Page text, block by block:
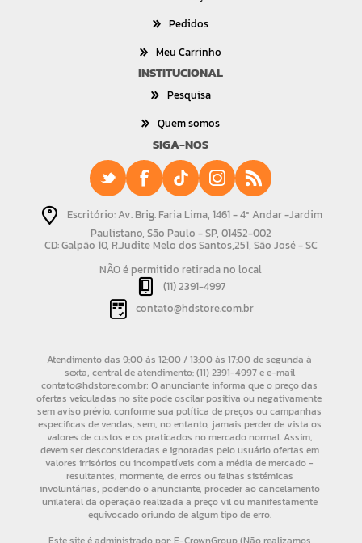
Pedidos
Meu Carrinho
INSTITUCIONAL
Pesquisa
Quem somos
SIGA-NOS
Escritório: Av. Brig. Faria Lima, 1461 - 4º Andar -Jardim
Paulistano, São Paulo - SP, 01452-002
CD: Galpão 10, R.Judite Melo dos Santos,251, São José - SC
NÃO é permitido retirada no local
(11) 2391-4997
contato@hdstore.com.br